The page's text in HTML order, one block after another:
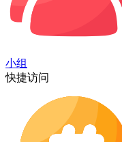
小组
快捷访问